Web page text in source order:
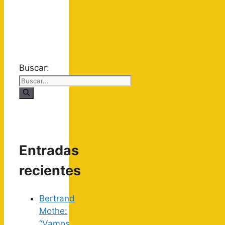
Buscar:
Entradas
recientes
Bertrand
Mothe: